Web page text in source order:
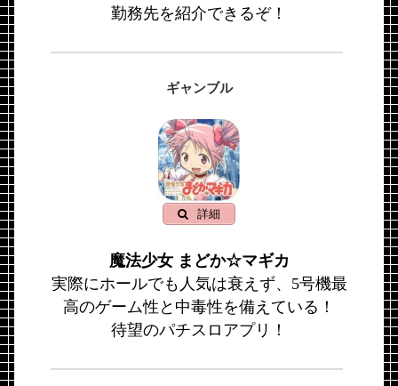
勤務先を紹介できるぞ！
ギャンブル
詳細
魔法少女 まどか☆マギカ
実際にホールでも人気は衰えず、5号機最
高のゲーム性と中毒性を備えている！
待望のパチスロアプリ！